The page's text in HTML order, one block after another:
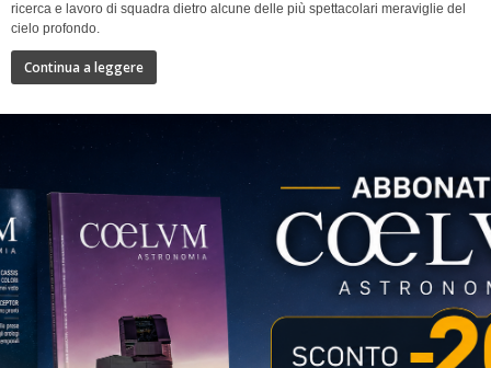
ricerca e lavoro di squadra dietro alcune delle più spettacolari meraviglie del
cielo profondo.
Continua a leggere